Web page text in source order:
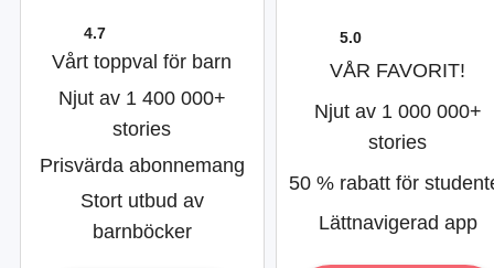
4.7
Vårt toppval för barn
Njut av 1 400 000+
stories
Prisvärda abonnemang
Stort utbud av
barnböcker
5.0
VÅR FAVORIT!
Njut av 1 000 000+
stories
50 % rabatt för
Lättnavigerad app